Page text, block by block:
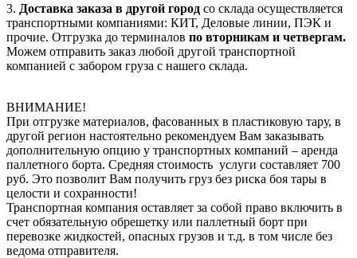
3. Доставка заказа в другой город со склада осуществляется
транспортными компаниями: КИТ, Деловые линии, ПЭК и
прочие. Отгрузка до терминалов по вторникам и четвергам.
Можем отправить заказ любой другой транспортной
компанией с забором груза с нашего склада.
ВНИМАНИЕ!
При отгрузке материалов, фасованных в пластиковую тару, в
другой регион настоятельно рекомендуем Вам заказывать
дополнительную опцию у транспортных компаний – аренда
паллетного борта. Средняя стоимость услуги составляет 700
руб. Это позволит Вам получить груз без риска боя тары в
целости и сохранности!
Транспортная компания оставляет за собой право включить в
счет обязательную обрешетку или паллетный борт при
перевозке жидкостей, опасных грузов и т.д. в том числе без
ведома отправителя.